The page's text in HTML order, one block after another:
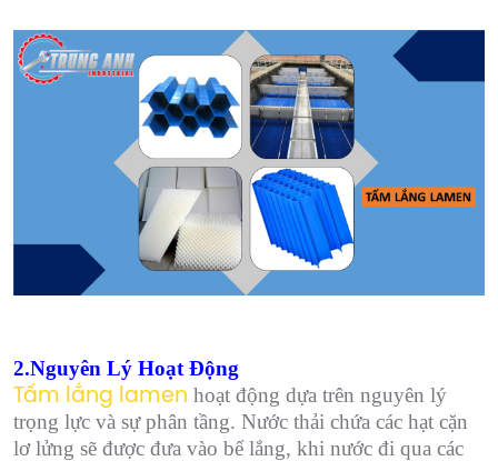
2.Nguyên Lý Hoạt Động
Tấm lắng lamen hoạt động dựa trên nguyên lý
trọng lực và sự phân tầng. Nước thải chứa các hạt cặn
lơ lửng sẽ được đưa vào bể lắng, khi nước đi qua các